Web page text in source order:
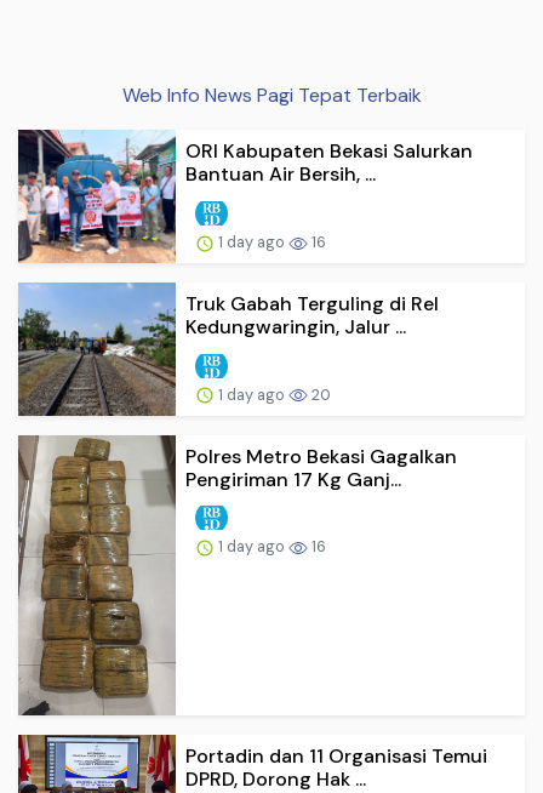
Web Info News Pagi Tepat Terbaik
ORI Kabupaten Bekasi Salurkan
Bantuan Air Bersih, ...
1 day ago 16
Truk Gabah Terguling di Rel
Kedungwaringin, Jalur ...
1 day ago 20
Polres Metro Bekasi Gagalkan
Pengiriman 17 Kg Ganj...
1 day ago 16
Portadin dan 11 Organisasi Temui
DPRD, Dorong Hak ...